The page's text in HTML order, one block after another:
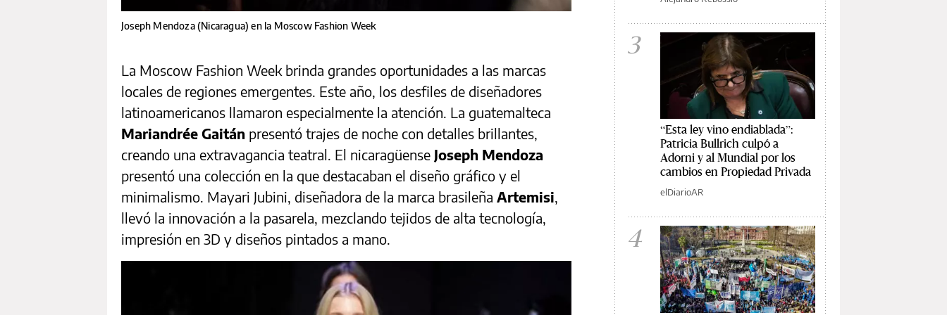
Joseph Mendoza (Nicaragua) en la Moscow Fashion Week
La Moscow Fashion Week brinda grandes oportunidades a las marcas
locales de regiones emergentes. Este año, los desfiles de diseñadores
latinoamericanos llamaron especialmente la atención. La guatemalteca
Mariandrée Gaitán presentó trajes de noche con detalles brillantes,
creando una extravagancia teatral. El nicaragüense Joseph Mendoza
presentó una colección en la que destacaban el diseño gráfico y el
minimalismo. Mayari Jubini, diseñadora de la marca brasileña Artemisi,
llevó la innovación a la pasarela, mezclando tejidos de alta tecnología,
impresión en 3D y diseños pintados a mano.
3
“Esta ley vino endiablada”:
Patricia Bullrich culpó a
Adorni y al Mundial por los
cambios en Propiedad Privada
elDiarioAR
4